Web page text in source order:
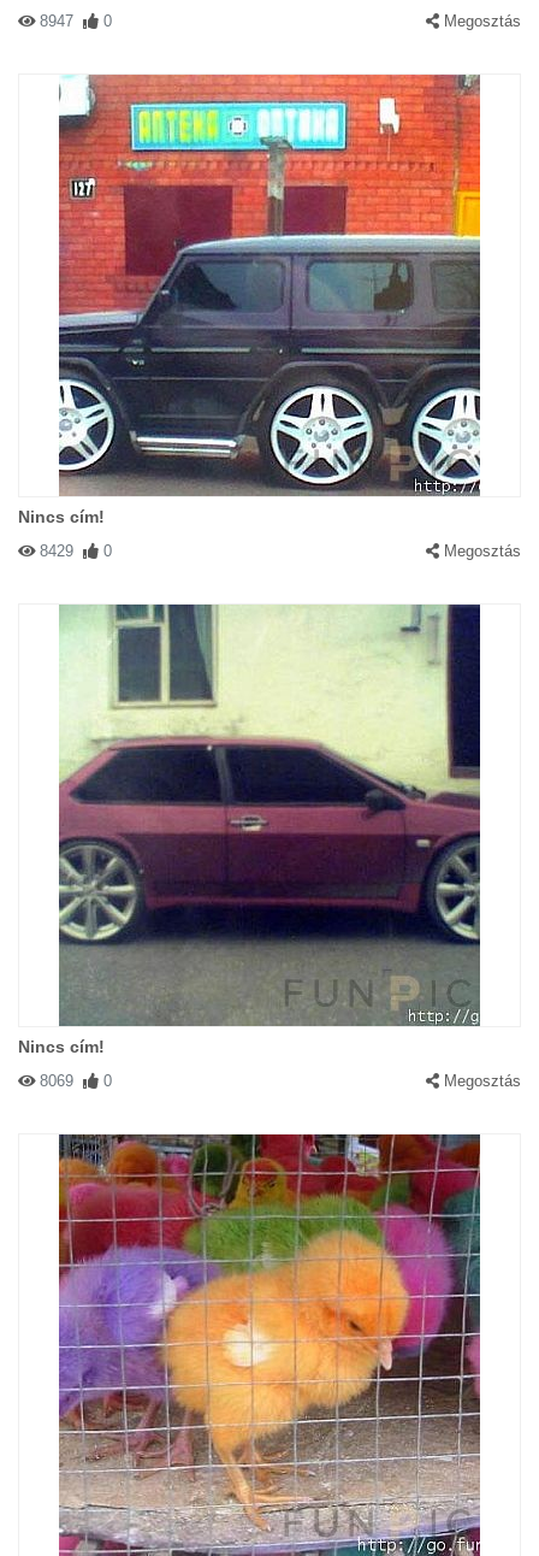
8947 0 Megosztás
Nincs cím!
8429 0 Megosztás
Nincs cím!
8069 0 Megosztás